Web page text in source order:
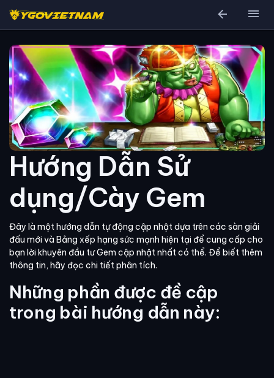
arrow_back menu
Hướng Dẫn Sử
dụng/Cày Gem
Đây là một hướng dẫn tự động cập nhật dựa trên các sàn giải
đấu mới và Bảng xếp hạng sức mạnh hiện tại để cung cấp cho
bạn lời khuyên đầu tư Gem cập nhật nhất có thể. Để biết thêm
thông tin, hãy đọc chi tiết phân tích.
Những phần được đề cập
trong bài hướng dẫn này: